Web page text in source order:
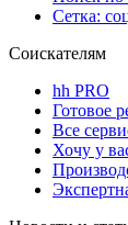
Сетка:
Соискателям
hh PRO
Готовое
Все
Хочу у